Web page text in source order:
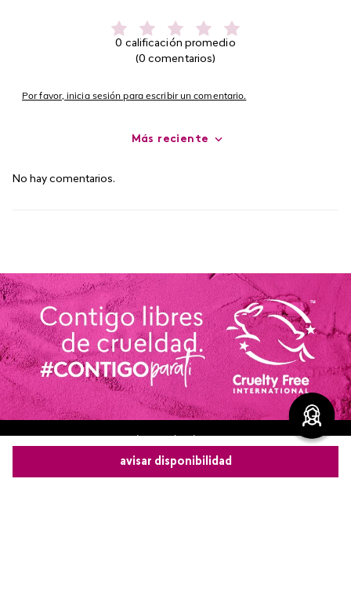
avisar disponibilidad
0 calificación promedio
(0 comentarios)
Por favor, inicia sesión para escribir un comentario.
Más reciente
No hay comentarios.
Redes sociales de Cyzon